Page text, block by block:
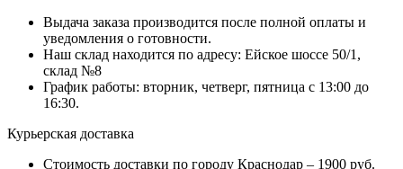
Выдача заказа производится после полной оплаты и
уведомления о готовности.
Наш склад находится по адресу: Ейское шоссе 50/1,
склад №8
График работы: вторник, четверг, пятница с 13:00 до
16:30.
Курьерская доставка
Стоимость доставки по городу Краснодар – 1900 руб.